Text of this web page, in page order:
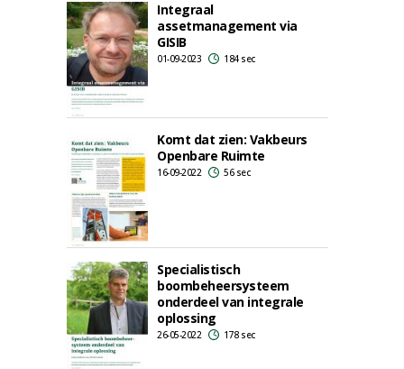
Integraal
assetmanagement via
GISIB
01-09-2023 184 sec
Komt dat zien: Vakbeurs
Openbare Ruimte
16-09-2022 56 sec
Specialistisch
boombeheersysteem
onderdeel van integrale
oplossing
26-05-2022 178 sec